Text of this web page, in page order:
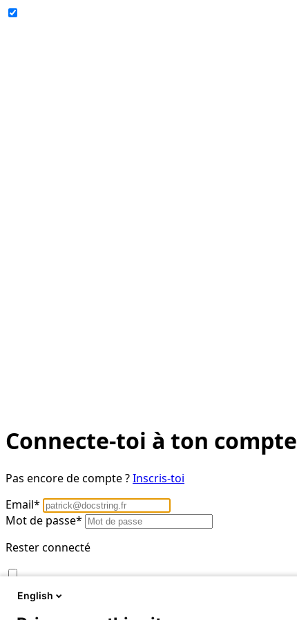
Connecte-toi à ton compte
Pas encore de compte ?Inscris-toi
Email*
Mot de passe*
Rester connecté
Connexion login
English